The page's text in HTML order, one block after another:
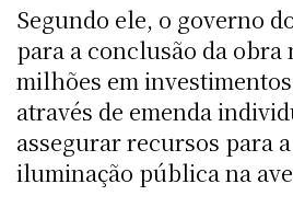
Segundo ele, o governo
para a conclusão da obra
milhões em
através de emenda
assegurar recursos para
iluminação pública na